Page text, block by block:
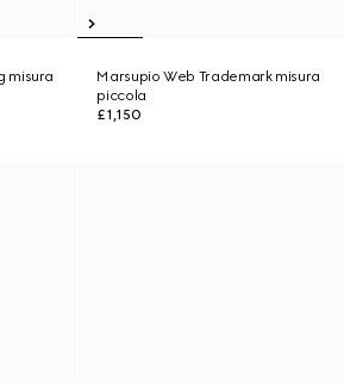
misura
Marsupio Web Trademark misura
piccola
£1,150